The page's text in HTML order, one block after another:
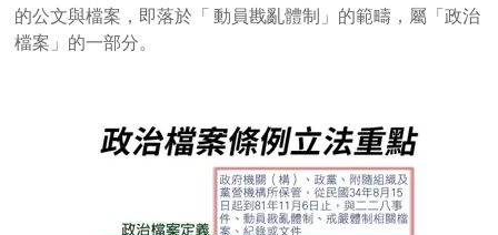
的公文與檔案，即落於「 動員戡亂體制」的範疇，屬「政治
檔案」的一部分。